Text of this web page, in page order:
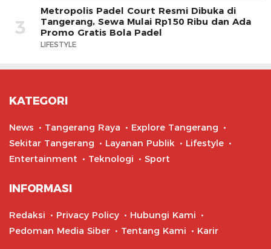
3
Metropolis Padel Court Resmi Dibuka di
Tangerang, Sewa Mulai Rp150 Ribu dan Ada
Promo Gratis Bola Padel
LIFESTYLE
KATEGORI
News Tangerang Raya
Explore Tangerang
Sekitar Tangerang
Layanan Publik
Lifestyle
Entertainment
Teknologi Sport
INFORMASI
Redaksi Privacy Policy
Hubungi Kami
Pedoman Media Siber
Tentang Kami Karir